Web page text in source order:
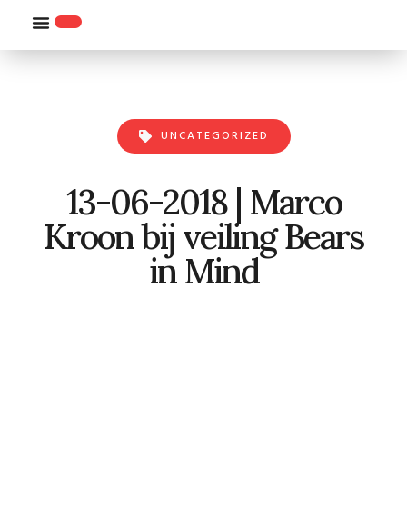
UNCATEGORIZED
13-06-2018 | Marco
Kroon bij veiling Bears
in Mind